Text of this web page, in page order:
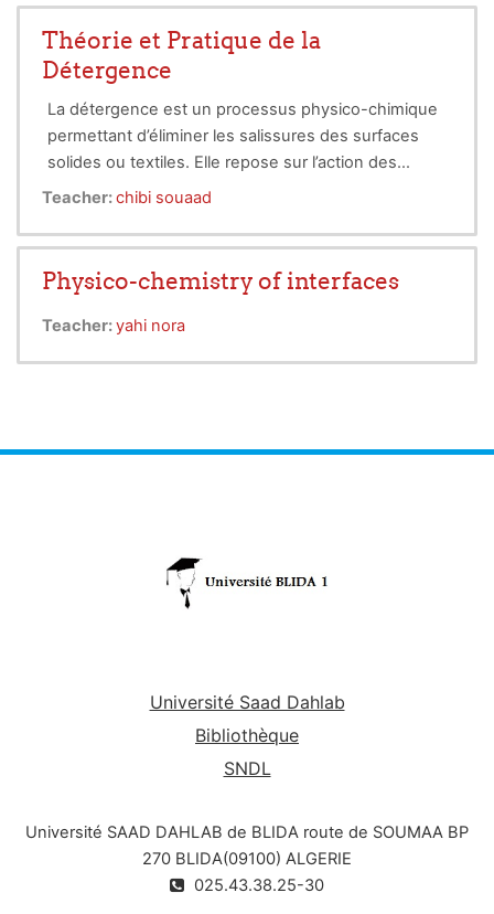
Théorie et Pratique de la
Détergence
La détergence est un processus physico-chimique
permettant d’éliminer les salissures des surfaces
solides ou textiles. Elle repose sur l’action des
tensioactifs, des agents capables de modifier la
impuretés. Les détergents trouvent des
applications variées, allant des lessives
domestiques aux solutions industrielles complexes.
Teacher:chibi souaad
Physico-chemistry of interfaces
Teacher:yahi nora
Université Saad Dahlab
Bibliothèque
SNDL
Université SAAD DAHLAB de BLIDA route de SOUMAA BP
270 BLIDA(09100) ALGERIE
025.43.38.25-30